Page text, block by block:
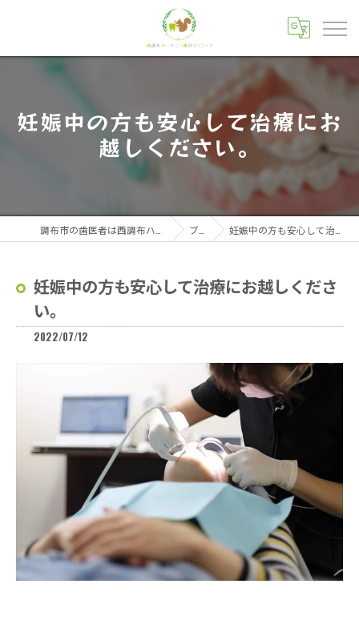
妊娠中の方も安心して治療にお
越しください。
ブログ 妊娠中の方も安心して治療にお越しください。
妊娠中の方も安心して治療にお越しくださ
い。
2022/07/12